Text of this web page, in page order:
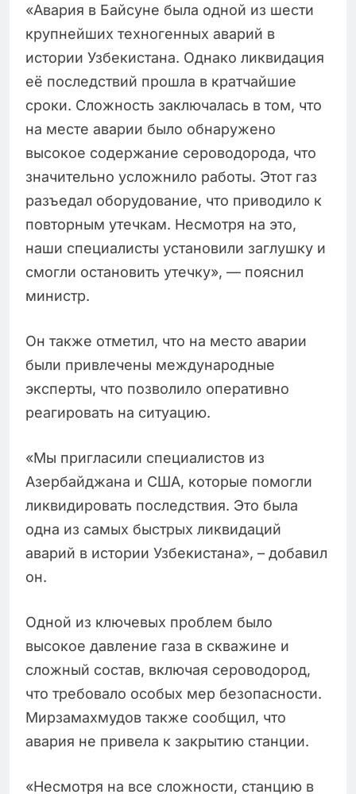
«Авария в Байсуне была одной из шести
крупнейших техногенных аварий в
истории Узбекистана. Однако ликвидация
её последствий прошла в кратчайшие
сроки. Сложность заключалась в том, что
на месте аварии было обнаружено
высокое содержание сероводорода, что
значительно усложнило работы. Этот газ
разъедал оборудование, что приводило к
повторным утечкам. Несмотря на это,
наши специалисты установили заглушку и
смогли остановить утечку», — пояснил
министр.
Он также отметил, что на место аварии
были привлечены международные
эксперты, что позволило оперативно
реагировать на ситуацию.
«Мы пригласили специалистов из
Азербайджана и США, которые помогли
ликвидировать последствия. Это была
одна из самых быстрых ликвидаций
аварий в истории Узбекистана», – добавил
он.
Одной из ключевых проблем было
высокое давление газа в скважине и
сложный состав, включая сероводород,
что требовало особых мер безопасности.
Мирзамахмудов также сообщил, что
авария не привела к закрытию станции.
«Несмотря на все сложности, станцию в